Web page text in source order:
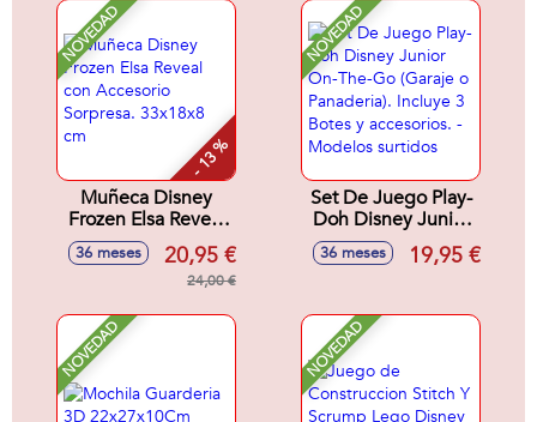
NOVEDAD
- 13 %
Muñeca Disney
Frozen Elsa Reveal
con Accesorio
Sorpresa. 33x18x8
36 meses 20,95 €
24,00 €
NOVEDAD
Set De Juego Play-
Doh Disney Junior
On-The-Go (Garaje
o Panaderia).
Modelos surtidos
36 meses 19,95 €
NOVEDAD NOVEDAD